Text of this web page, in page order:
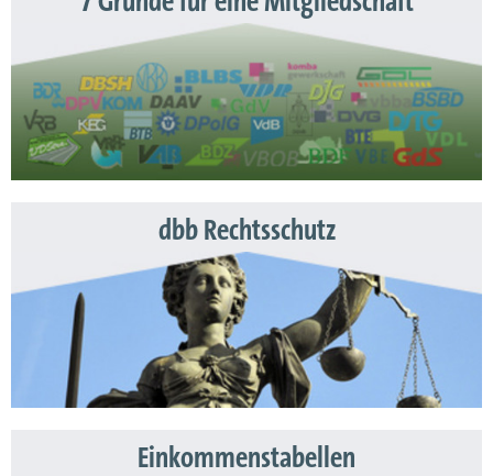
dbb Rechtsschutz
Einkommenstabellen